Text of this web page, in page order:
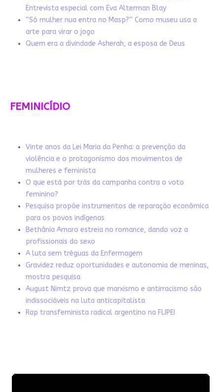
Entrevista especial com Eva Alterman Blay
“Só mulher nua entra no Masp?” Como museu usa a
arte para virar o jogo
Quem era a divindade Asherah, a esposa de Deus
FEMINICÍDIO
Vinte anos da Lei Maria da Penha: a prevenção da
violência e o protagonismo dos movimentos de
mulheres e feminista
O que está por trás da campanha contra o voto
feminino?
Pesquisa propõe instrumentos de reparação econômica
para os povos indígenas
Bethânia Amaro estreia no romance, dando voz a
profissionais do sexo
A luta sem tréguas da Enfermagem
Gravidez reduz oportunidades e autonomia de meninas,
mostra pesquisa
August Nimtz prova que marxismo e antirracismo são
indissociáveis na luta anticapitalista
Rap transfeminista radical argentino na FLIPEI